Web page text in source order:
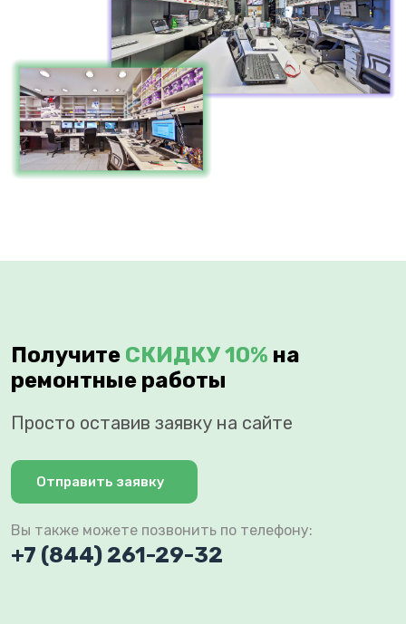
Получите СКИДКУ 10% на
ремонтные работы
Просто оставив заявку на сайте
Отправить заявку
Вы также можете позвонить по телефону:
+7 (844) 261-29-32